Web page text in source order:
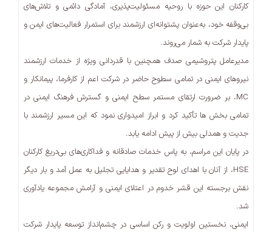
کارکنان این حوزه با روحیه مسئولیت‌پذیری، آمادگی دائمی و تلاش‌های
بی‌وقفه خود، به‌عنوان پشتوانه‌ای ارزشمند برای استمرار فعالیت‌های ایمن و
پایدار شرکت به شمار می‌روند.
مدیرعامل پتروشیمی صدف همچنین با قدردانی ویژه از خدمات ارزشمند
نیروهای ایمنی در تمامی سطوح حاضر در شرکت اعم از کارفرما، پیمانکار و
MC، بر ضرورت ارتقای مستمر سطح ایمنی و گسترش فرهنگ ایمنی در
تمامی بخش ها تأکید کرد و ابراز امیدواری نمود که این مسیر ارزشمند با
جدیت و همدلی بیش از پیش ادامه یابد.
در پایان این مراسم، به پاس خدمات صادقانه و فداکاری‌های بی‌دریغ کارکنان
HSE، از آنان با اهدای لوح تقدیر و هدایایی تجلیل به عمل آمد و بار دیگر
نقش برجسته این قشر خدوم در اعتلای ایمنی و آرامش مجموعه یادآوری
شد.
ایمنی، نخستین اولویت و رکن اساسی در چشم‌انداز توسعه پایدار شرکت